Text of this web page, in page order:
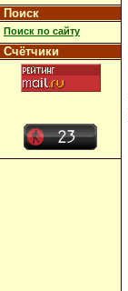
Поиск
Поиск по сайту
Счётчики